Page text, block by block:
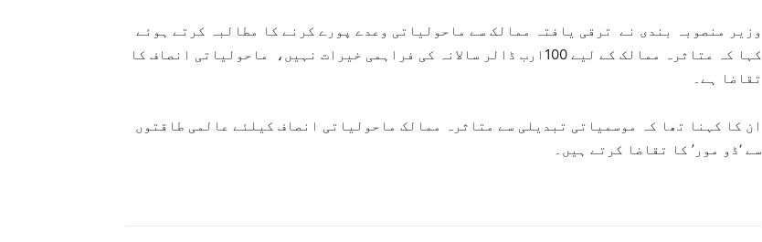
وزیر منصوبہ بندی نے ترقی یافتہ ممالک سے ماحولیاتی وعدے پورے کرنے کا مطالبہ کرتے ہوئے
کہا کہ متاثرہ ممالک کے لیے 100ارب ڈالر سالانہ کی فراہمی خیرات نہیں، ماحولیاتی انصاف کا
تقاضا ہے۔
ان کا کہنا تھا کہ موسمیاتی تبدیلی سے متاثرہ ممالک ماحولیاتی انصاف کیلئے عالمی طاقتوں
سے ‘ڈو مور’ کا تقاضا کرتے ہیں۔